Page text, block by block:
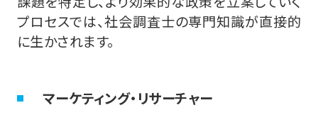
プロセスでは、社会調査士の専門知識が直接的
に生かされます。
マーケティング・リサーチャー